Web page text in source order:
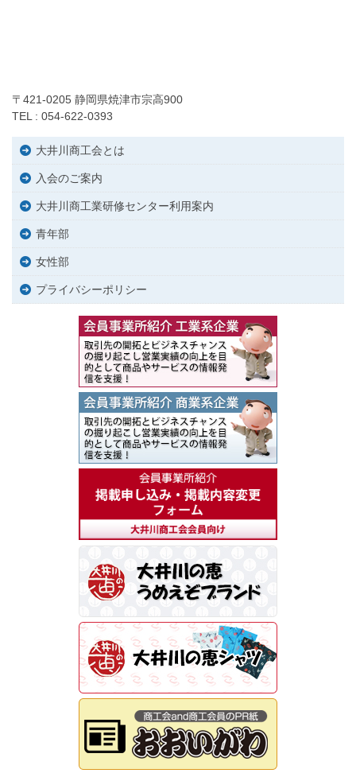
〒421-0205 静岡県焼津市宗高900
TEL : 054-622-0393
大井川商工会とは
入会のご案内
大井川商工業研修センター利用案内
青年部
女性部
プライバシーポリシー